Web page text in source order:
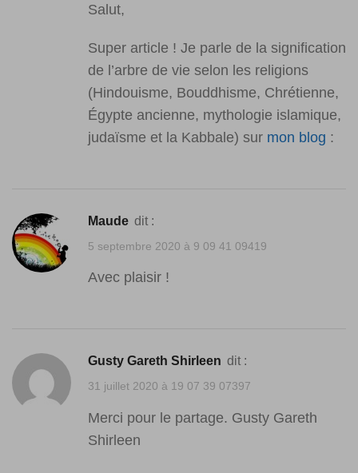
Salut,
Super article ! Je parle de la signification
de l’arbre de vie selon les religions
(Hindouisme, Bouddhisme, Chrétienne,
Égypte ancienne, mythologie islamique,
judaïsme et la Kabbale) sur mon blog :
Maude dit :
5 septembre 2020 à 9 09 41 09419
Avec plaisir !
Gusty Gareth Shirleen dit :
31 juillet 2020 à 19 07 39 07397
Merci pour le partage. Gusty Gareth
Shirleen